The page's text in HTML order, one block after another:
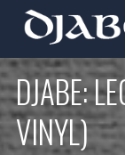
DJABE:
VINYL)